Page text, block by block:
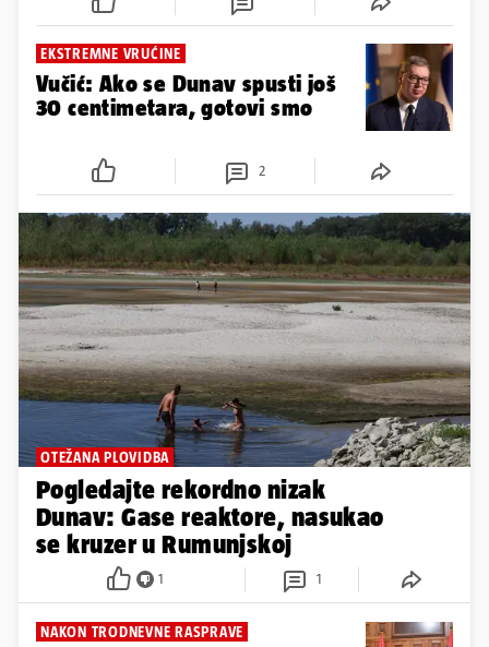
EKSTREMNE VRUĆINE
Vučić: Ako se Dunav spusti još
30 centimetara, gotovi smo
2
OTEŽANA PLOVIDBA
Pogledajte rekordno nizak
Dunav: Gase reaktore, nasukao
se kruzer u Rumunjskoj
1 1
NAKON TRODNEVNE RASPRAVE